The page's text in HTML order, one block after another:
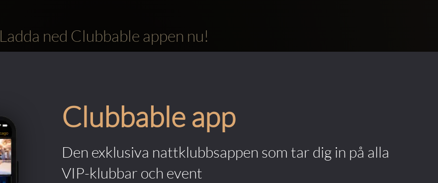
Ladda ned Clubbable appen nu!
Clubbable app
Den exklusiva nattklubbsappen som tar dig in på alla
VIP-klubbar och event